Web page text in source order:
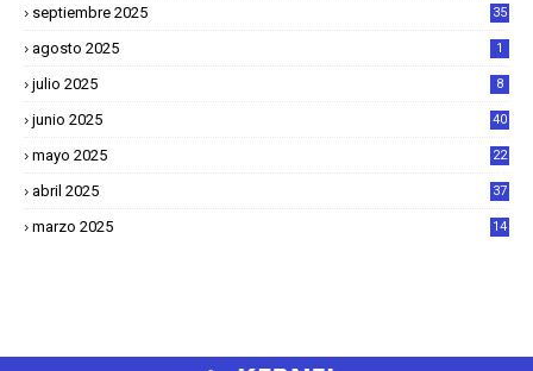
septiembre 2025 35
agosto 2025 1
julio 2025 8
junio 2025 40
mayo 2025
22
abril 2025
37
marzo 2025
14